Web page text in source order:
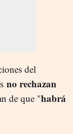
del
no rechazan
de que "habrá